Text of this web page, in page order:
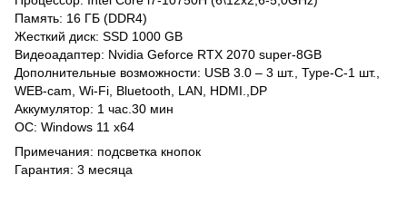
Память: 16 ГБ (DDR4)
Жесткий диск: SSD 1000 GB
Видеоадаптер: Nvidia Geforce RTX 2070 super-8GB
Дополнительные возможности: USB 3.0 – 3 шт., Туре-С-1 шт.,
WEB-cam, Wi-Fi, Bluetooth, LAN, HDMI.,DP
Аккумулятор: 1 час.30 мин
OC: Windows 11 x64
Примечания: подсветка кнопок
Гарантия: 3 месяца